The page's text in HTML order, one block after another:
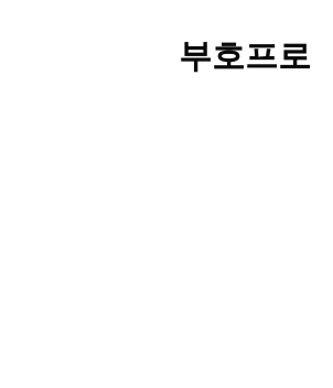
부호프로